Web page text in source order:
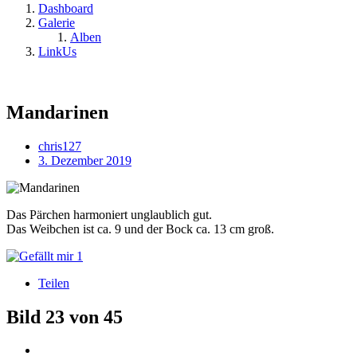
Dashboard
Galerie
Alben
LinkUs
Mandarinen
chris127
3. Dezember 2019
Das Pärchen harmoniert unglaublich gut.
Das Weibchen ist ca. 9 und der Bock ca. 13 cm groß.
1
Teilen
Bild 23 von 45